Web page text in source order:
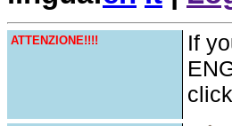
ATTENZIONE!!!!
If